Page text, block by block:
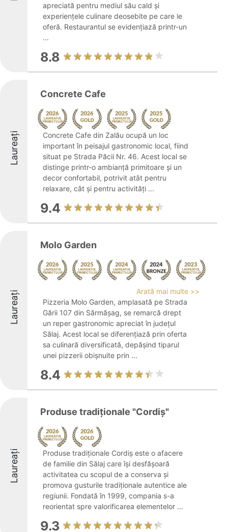
apreciată pentru mediul său cald și
experiențele culinare deosebite pe care le
oferă. Restaurantul se evidențiază printr-un
...
8.8
Laureați
Concrete Cafe
Concrete Cafe din Zalău ocupă un loc
important în peisajul gastronomic local, fiind
situat pe Strada Păcii Nr. 46. Acest local se
distinge printr-o ambianță primitoare și un
decor confortabil, potrivit atât pentru
relaxare, cât și pentru activități ...
9.4
Laureați
Molo Garden
Arată mai multe >>
Pizzeria Molo Garden, amplasată pe Strada
Gării 107 din Sărmășag, se remarcă drept
un reper gastronomic apreciat în județul
Sălaj. Acest local se diferențiază prin oferta
sa culinară diversificată, depășind tiparul
unei pizzerii obișnuite prin ...
8.4
Laureați
Produse tradiționale "Cordiş"
Produse tradiționale Cordiş este o afacere
de familie din Sălaj care își desfășoară
activitatea cu scopul de a conserva și
promova gusturile tradiționale autentice ale
regiunii. Fondată în 1999, compania s-a
reorientat spre valorificarea elementelor ...
9.3